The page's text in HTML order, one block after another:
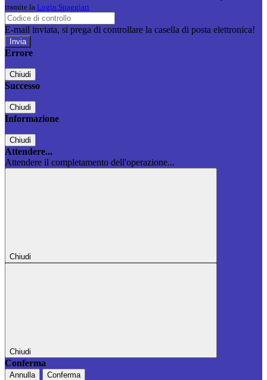
tramite la Login Spaggiari
E-mail inviata, si prega di controllare la casella di posta elettronica!
Errore
Chiudi
Successo
Chiudi
Informazione
Chiudi
Attendere...
Attendere il completamento dell'operazione...
Chiudi
Chiudi
Conferma
Annulla Conferma